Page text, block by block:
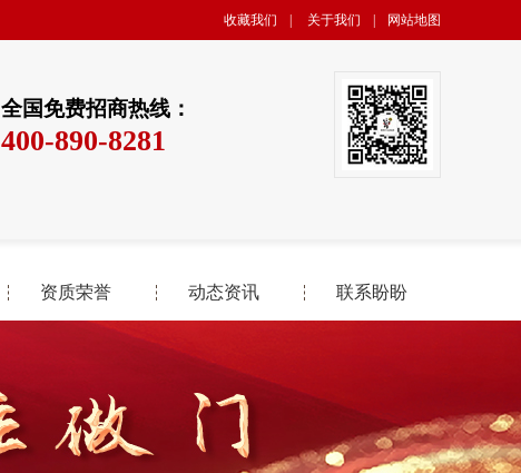
收藏我们 关于我们 网站地图
全国免费招商热线：
400-890-8281
资质荣誉 动态资讯 联系盼盼